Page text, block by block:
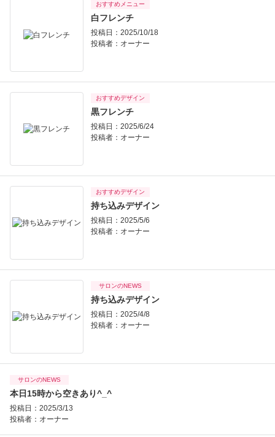
おすすめメニュー
白フレンチ
投稿日：2025/10/18
投稿者： オーナー
おすすめデザイン
黒フレンチ
投稿日：2025/6/24
投稿者： オーナー
おすすめデザイン
持ち込みデザイン
投稿日：2025/5/6
投稿者： オーナー
サロンのNEWS
持ち込みデザイン
投稿日：2025/4/8
投稿者： オーナー
サロンのNEWS
本日15時から空きあり^_^
投稿日：2025/3/13
投稿者： オーナー